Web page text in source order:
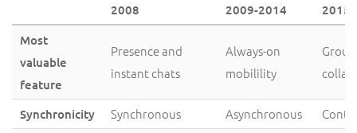
2008
2009-2014
2015-
Most
valuable
feature
Presence and
instant chats
Always-on
mobilility
Group
Synchronicity Synchronous Asynchronous